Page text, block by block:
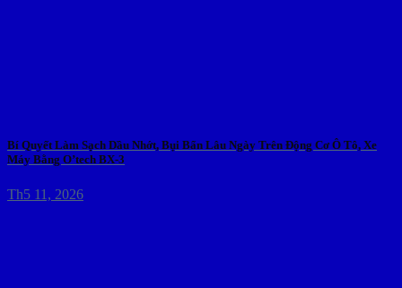
Bí Quyết Làm Sạch Dầu Nhớt, Bụi Bẩn Lâu Ngày Trên Động Cơ Ô Tô, Xe
Máy Bằng O’tech BX-3
Th5 11, 2026